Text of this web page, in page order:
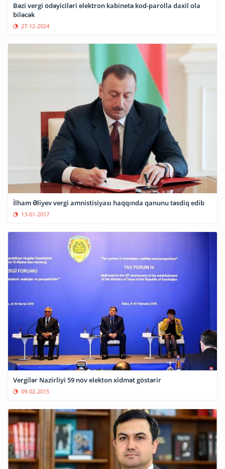
Bəzi vergi ödəyiciləri elektron kabinetə kod-parolla daxil ola
biləcək
27-12-2024
İlham Əliyev vergi amnistisiyası haqqında qanunu təsdiq edib
13-01-2017
Vergilər Nazirliyi 59 növ elekton xidmət göstərir
09-02-2015